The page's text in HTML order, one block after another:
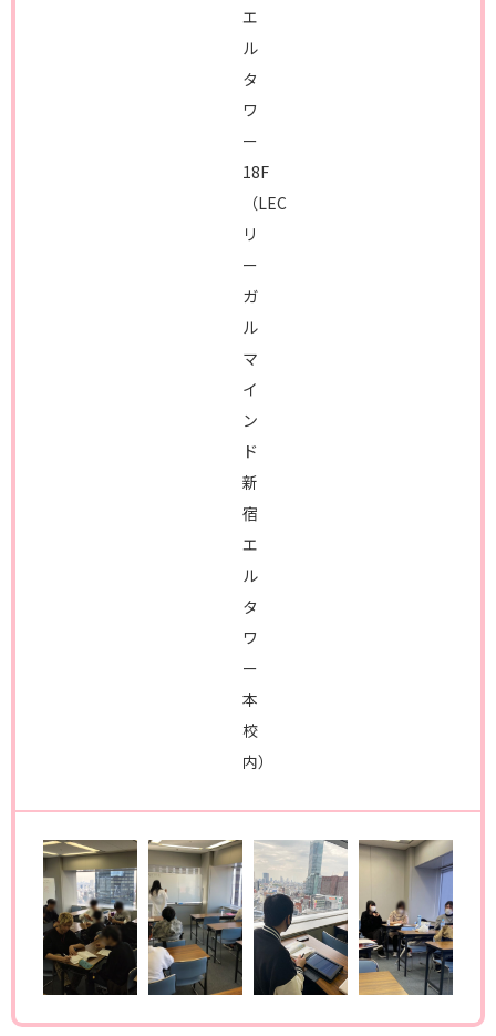
エ
ル
タ
ワ
ー
18F
（LEC
リ
ー
ガ
ル
マ
イ
ン
ド
新
宿
エ
ル
タ
ワ
ー
本
校
内）